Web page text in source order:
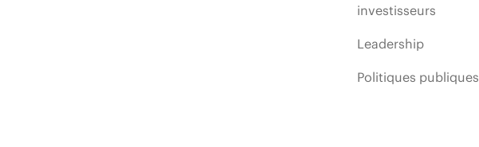
investisseurs
Leadership
Politiques publiques